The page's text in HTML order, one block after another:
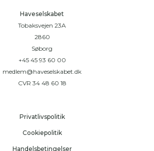
Haveselskabet
Tobaksvejen 23A
2860
Søborg
+45 45 93 60 00
medlem@haveselskabet.dk
CVR 34 48 60 18
Privatlivspolitik
Cookiepolitik
Handelsbetingelser